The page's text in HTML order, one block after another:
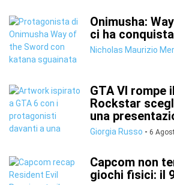
Onimusha:
ci ha
Nicholas Maurizio
GTA VI rompe
Rockstar
una
Giorgia Russo - 6
Capcom non
giochi fisici: il